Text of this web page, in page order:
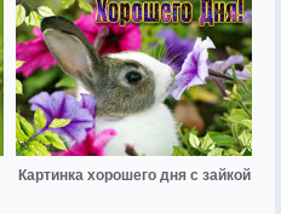
Картинка хорошего дня с зайкой